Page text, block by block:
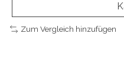
Zum Vergleich hinzufügen